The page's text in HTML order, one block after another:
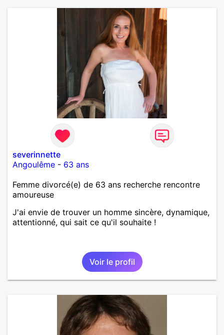
severinnette
Angoulême - 63 ans
Femme divorcé(e) de 63 ans recherche rencontre
amoureuse
J'ai envie de trouver un homme sincère, dynamique,
attentionné, qui sait ce qu'il souhaite !
Voir le profil